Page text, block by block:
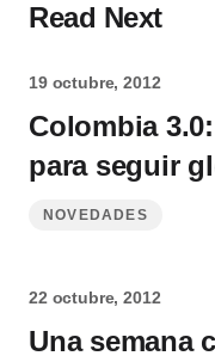
Read Next
19 octubre, 2012
Colombia
para seguir
NOVEDADES
22 octubre, 2012
Una semana